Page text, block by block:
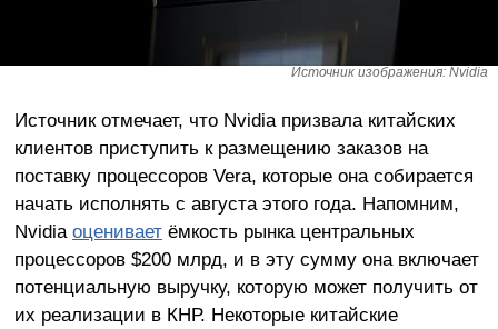
Источник изображения: Nvidia
Источник отмечает, что Nvidia призвала китайских
клиентов приступить к размещению заказов на
поставку процессоров Vera, которые она собирается
начать исполнять с августа этого года. Напомним,
Nvidia оцениваетёмкость рынка центральных
процессоров $200 млрд, и в эту сумму она включает
потенциальную выручку, которую может получить от
их реализации в КНР. Некоторые китайские